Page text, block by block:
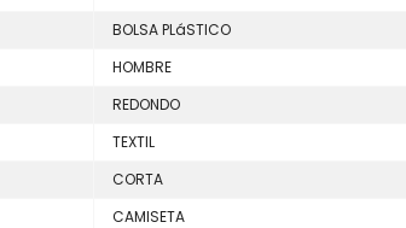
BOLSA PLáSTICO
HOMBRE
REDONDO
TEXTIL
CORTA
CAMISETA